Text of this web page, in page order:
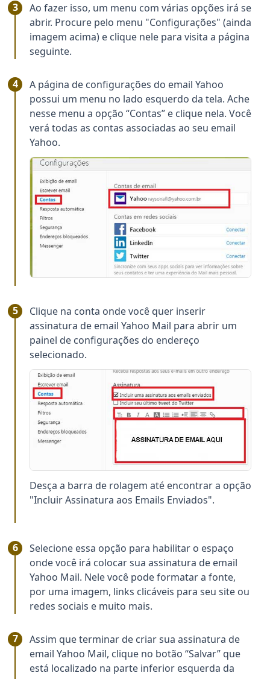
Ao fazer isso, um menu com várias opções irá se
abrir. Procure pelo menu "Configurações" (ainda
imagem acima) e clique nele para visita a página
seguinte.
A página de configurações do email Yahoo
possui um menu no lado esquerdo da tela. Ache
nesse menu a opção “Contas” e clique nela. Você
verá todas as contas associadas ao seu email
Yahoo.
Clique na conta onde você quer inserir
assinatura de email Yahoo Mail para abrir um
painel de configurações do endereço
selecionado.
Desça a barra de rolagem até encontrar a opção
"Incluir Assinatura aos Emails Enviados".
Selecione essa opção para habilitar o espaço
onde você irá colocar sua assinatura de email
Yahoo Mail. Nele você pode formatar a fonte,
por uma imagem, links clicáveis para seu site ou
redes sociais e muito mais.
Assim que terminar de criar sua assinatura de
email Yahoo Mail, clique no botão “Salvar” que
está localizado na parte inferior esquerda da